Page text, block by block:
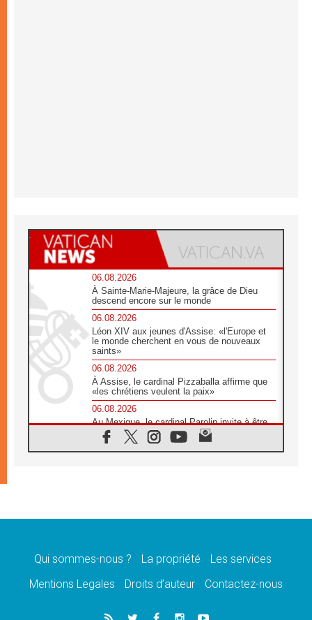
06.08.2026
À Sainte-Marie-Majeure, la grâce de Dieu
descend encore sur le monde
06.08.2026
Léon XIV aux jeunes d'Assise: «l'Europe et
le monde cherchent en vous de nouveaux
saints»
06.08.2026
À Assise, le cardinal Pizzaballa affirme que
«les chrétiens veulent la paix»
06.08.2026
Au Mexique, le cardinal Parolin invite à être
aux côtés des marginalisées
06.08.2026
l'espérance» affirme Mgr Tróccoli
Le nonce en Ukraine: «Il est inquiétant
05.08.2026
Qui sommes-nous ? La propriété
Les services
Mentions Legales
Droits d’auteur Contactez-nous